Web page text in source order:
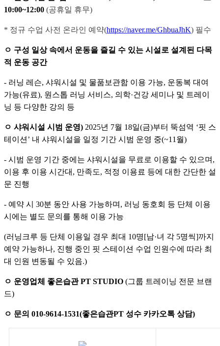
10:00~12:00 (공휴일 휴무)
* 정규 수업 사전 온라인 예약(https://naver.me/GhbuaJhK) 필수
ㅇ 구성 일상 속에서 운동을 즐길 수 있는 시설로 설계된 다목
적 운동 공간
- 러닝 레슨, 샤워시설 및 물품보관함 이용 가능, 운동복 대여
가능(유료), 원스톱 러닝 서비스, 의학·건강 세미나 및 트레이
닝 등 다양한 강의 등
ㅇ 샤워시설 시범 운영) 2025년 7월 18일(금)부터 뚝섬역 ‘핏 스
테이션’ 내 샤워시설을 일정 기간 시범 운영 중(~11월)
- 시범 운영 기간 중에는 샤워시설을 무료로 이용할 수 있으며,
이용 후 이용 시간대, 만족도, 적정 이용료 등에 대한 간단한 설
문 진행
- 예약 시 30분 동안 사용 가능하며, 러닝 동호회 등 단체 이용
시에는 별도 문의를 통해 이용 가능
(러닝크루 등 단체 이용일 경우 최대 10명[남·녀 각 5명씩]까지
예약 가능하나, 진행 중인 핏 스테이션 수업 인원수에 따라 최
대 인원 변동될 수 있음.)
ㅇ 운영업체 좋은습관 PT STUDIO (그룹 트레이닝 전문 브랜
드)
ㅇ 문의 010-9614-1531(좋은습관PT 성수 카카오톡 상담)